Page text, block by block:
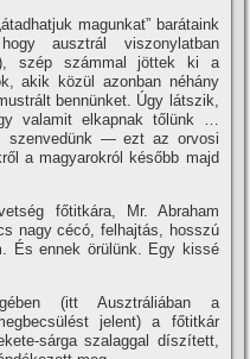
magunkat” barátaink
ausztrál viszonylatban
szép számmal jöttek ki a
akik közül azonban néhány
bennünket. Úgy látszik,
valamit elkapnak tőlünk …
szenvedünk — ezt az orvosi
a magyarokról később majd
főtitkára, Mr. Abraham
nagy cécó, felhajtás, hosszú
És ennek örülünk. Egy kissé
(itt Ausztráliában a
jelent) a főtitkár
sárga szalaggal dí­szí­tett,